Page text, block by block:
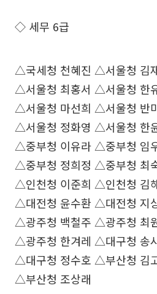
◇ 세무 6급
△국세청 천혜진 △서울청 김
△서울청 최홍서 △서울청 한
△서울청 마선희 △서울청 반
△서울청 정화영 △서울청 한
△중부청 이유라 △중부청 임
△중부청 정희정 △중부청 최
△인천청 이준희 △인천청 김
△대전청 윤수환 △대전청 지
△광주청 백철주 △광주청 최
△광주청 한겨레 △대구청 송
△대구청 정수호 △부산청 김
△부산청 조상래